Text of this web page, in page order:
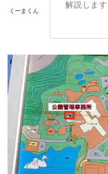
解説します